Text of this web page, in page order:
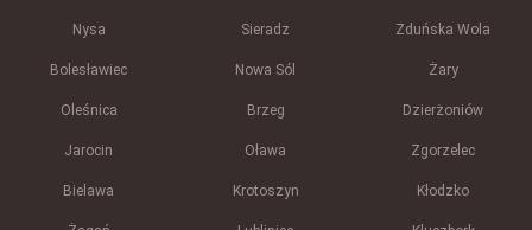
Nysa Sieradz Zduńska Wola
Bolesławiec Nowa Sól Żary
Oleśnica Brzeg Dzierżoniów
Jarocin Oława Zgorzelec
Bielawa Krotoszyn Kłodzko